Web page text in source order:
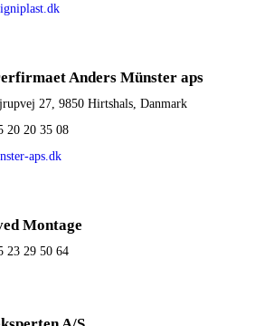
Anders Münster aps
27, 9850 Hirtshals, Danmark
20 20 35 08
aps.dk
Montage
23 29 50 64